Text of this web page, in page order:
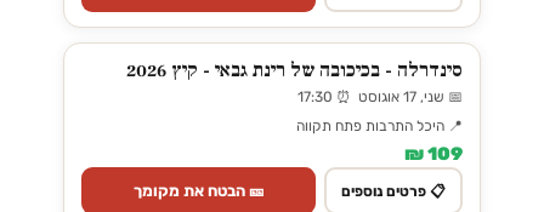
סינדרלה - בכיכובה של רינת גבאי - קיץ 2026
📅 שני, 17 אוגוסט ⏰ 17:30
📍 היכל התרבות פתח תקווה
109 ₪
📋 פרטים נוספים 🎫 הבטח את מקומך